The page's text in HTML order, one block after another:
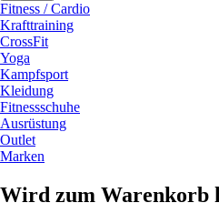
Fitness / Cardio
Krafttraining
CrossFit
Yoga
Kampfsport
Kleidung
Fitnessschuhe
Ausrüstung
Outlet
Marken
Wird zum Warenkorb